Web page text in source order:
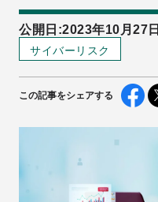
公開日:2023年10月27日
サイバーリスク
この記事をシェアする